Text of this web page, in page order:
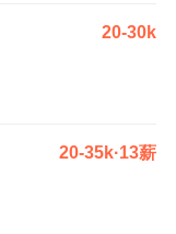
20-30k
20-35k·13薪